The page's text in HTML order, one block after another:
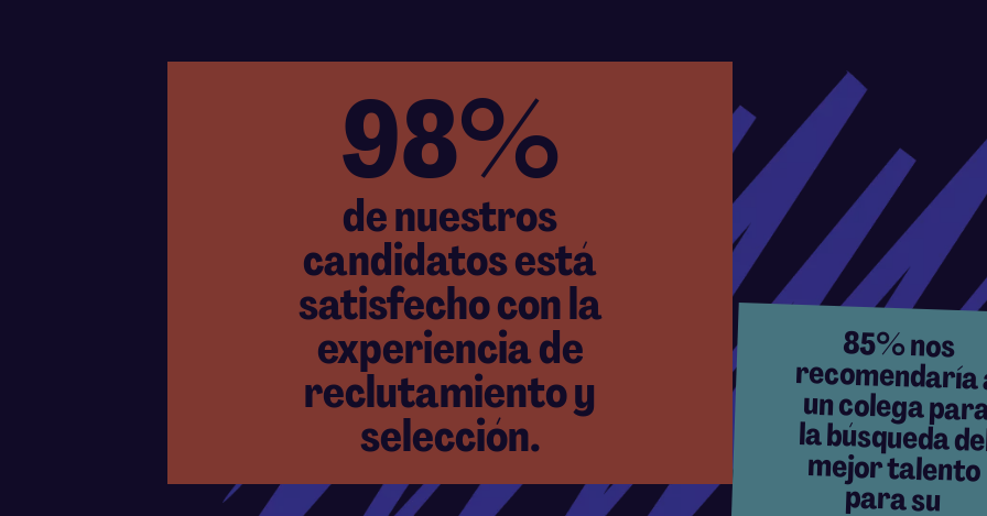
98%
de nuestros
candidatos está
satisfecho con la
experiencia de
reclutamiento y
selección.
85% nos
recomendaría a
un colega para
la búsqueda del
mejor talento
para su